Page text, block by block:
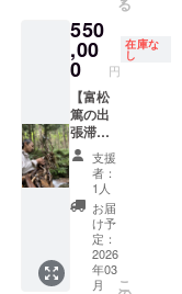
からう
まれ
る。 毎
回つく
るたび
に、ち
いさな
いのち
がうま
れる姿
を見て
いるよ
うで
す。 素
朴な音
20cm~
30cm ※
どんな
招き猫
が届く
のかは
お楽し
みにし
てくだ
され！
る
550
,00
0 円
在庫な
し
【富松
篤の出
張滞在
制作】
あなた
のご自
宅や仕
事場、
施設や
公園な
ど、お
好きな
支援
者：
1人
お届
け予
定：
2026
年03
月
こ